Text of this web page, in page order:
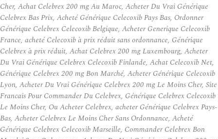
Cher, Achat Celebrex 200 mg Au Maroc, Acheter Du Vrai Générique
Celebrex Bas Prix, Acheté Générique Celecoxib Pays Bas, Ordonner
Générique Celebrex Celecoxib Belgique, Acheter Generique Celecoxib
France, acheté Celecoxib à prix réduit sans ordonnance, Générique
Celebrex à prix réduit, Achat Celebrex 200 mg Luxembourg, Acheter
Du Vrai Générique Celebrex Celecoxib Finlande, Achat Celecoxib Net,
Générique Celebrex 200 mg Bon Marché, Acheter Générique Celecoxib
Lyon, Acheter Du Vrai Générique Celebrex 200 mg Le Moins Cher, Site
Francais Pour Commander Du Celebrex, Générique Celebrex Celecoxib
Le Moins Cher, Ou Acheter Celebrex, acheter Générique Celebrex Pays-
Bas, Acheter Celebrex Le Moins Cher Sans Ordonnance, Acheté
Générique Celebrex Celecoxib Marseille, Commander Celebrex Bon